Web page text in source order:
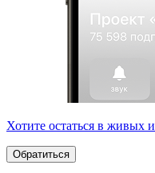
Хотите остаться в живых
Обратиться